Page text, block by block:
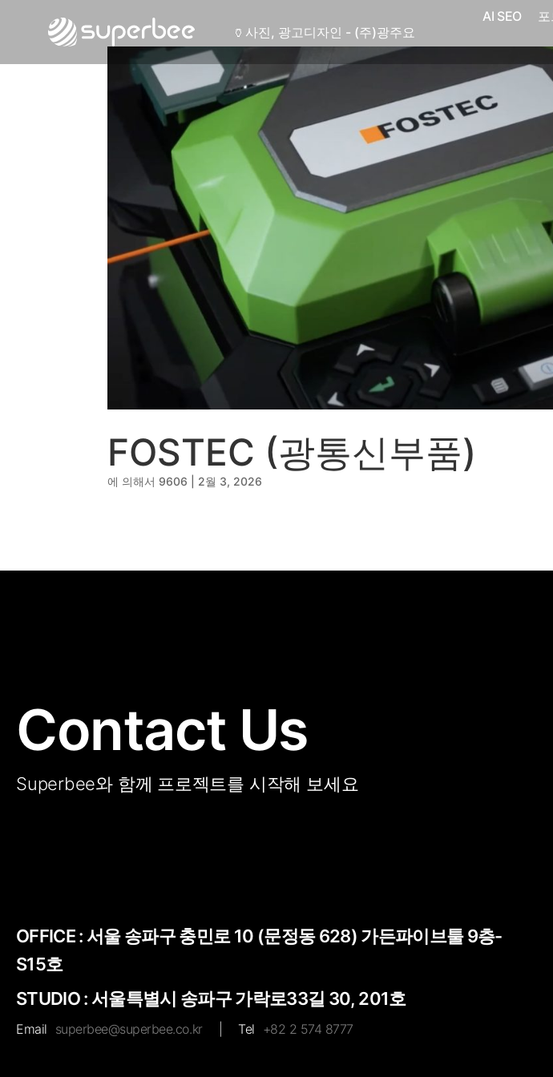
🛡️ 웹사이트 - (주)세스코
제품디자인 - 삼성전자㈜
🔹
동영상, CI - 카피어랜드㈜
🐶동영상, 홈페이지 - (주)분독
동영상, 카탈로그 - 피자마루
웹사이트 - 백조씽크
⚕️사진, 광고디자인 - 중외제약
패키지, 디자인 - 고려은단
동영상 - (주)듀오백
🍕
동영상 - ㈜고피자
☕
동영상 - 모모스커피㈜
동영상 - 삼양홀딩스
🍫
동영상 - 킷캣
🍶사진, 광고디자인 - (주)화요
🏺
사진, 광고디자인 - (주)광주요
🛡️웹사이트 - (주)세스코
제품디자인 - 삼성전자㈜
동영상, CI - 카피어랜드㈜
동영상, 홈페이지 - (주)분독
동영상, 카탈로그 - 피자마루
⚕️사진, 광고디자인 - 중외제약
⚪패키지, 디자인 - 고려은단
🪑동영상 - (주)듀오백
AI SEO
FOSTEC (광통신부품)
에 의해서 9606 2월 3, 2026
Contact Us
Superbee와 함께 프로젝트를 시작해 보세요
OFFICE : 서울 송파구 충민로 10 (문정동 628) 가든파이브툴 9층-
S15호
STUDIO : 서울특별시 송파구 가락로33길 30, 201호
Email superbee@superbee.co.kr Tel +82 2 574 8777